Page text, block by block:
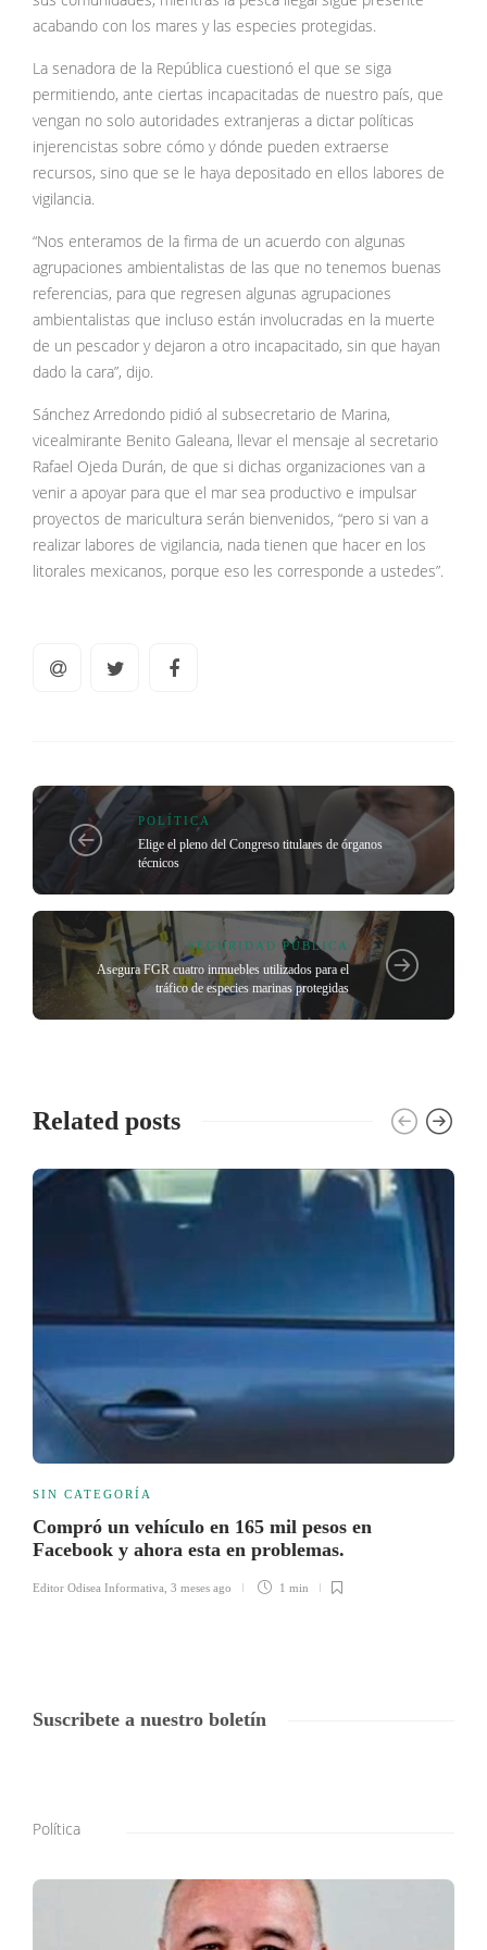
acabando con los mares y las especies protegidas.
La senadora de la República cuestionó el que se siga
permitiendo, ante ciertas incapacitadas de nuestro país, que
vengan no solo autoridades extranjeras a dictar políticas
injerencistas sobre cómo y dónde pueden extraerse
recursos, sino que se le haya depositado en ellos labores de
vigilancia.
“Nos enteramos de la firma de un acuerdo con algunas
agrupaciones ambientalistas de las que no tenemos buenas
referencias, para que regresen algunas agrupaciones
ambientalistas que incluso están involucradas en la muerte
de un pescador y dejaron a otro incapacitado, sin que hayan
dado la cara”, dijo.
Sánchez Arredondo pidió al subsecretario de Marina,
vicealmirante Benito Galeana, llevar el mensaje al secretario
Rafael Ojeda Durán, de que si dichas organizaciones van a
venir a apoyar para que el mar sea productivo e impulsar
proyectos de maricultura serán bienvenidos, “pero si van a
realizar labores de vigilancia, nada tienen que hacer en los
litorales mexicanos, porque eso les corresponde a ustedes”.
POLÍTICA
Elige el pleno del Congreso titulares de órganos
técnicos
SEGURIDAD PÚBLICA
Asegura FGR cuatro inmuebles utilizados para el
tráfico de especies marinas protegidas
Related posts
SIN CATEGORÍA
Compró un vehículo en 165 mil pesos en
Facebook y ahora esta en problemas.
Editor Odisea Informativa 3 meses ago 1 min
Suscribete a nuestro boletín
Política